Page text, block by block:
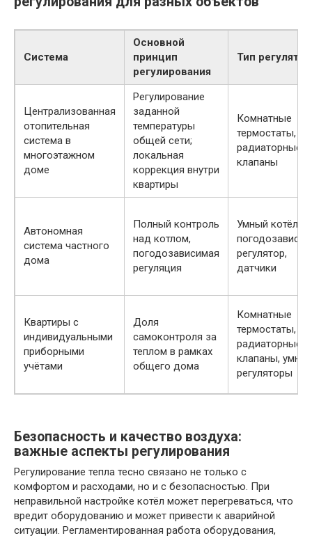
Система
Основной
принцип
регулирования
Тип
Централизованная
отопительная
система в
многоэтажном
доме
Регулирование
заданной
температуры
общей сети;
локальная
коррекция внутри
квартиры
Комнатные
термостаты,
радиаторные
клапаны
Автономная
система частного
дома
Полный контроль
над котлом,
погодозависимая
регуляция
Умный котёл,
регулятор,
датчики
Квартиры с
индивидуальными
приборными
учётами
Доля
самоконтроля за
теплом в рамках
общего дома
Комнатные
термостаты,
радиаторные
клапаны,
регуляторы
Безопасность и качество воздуха:
важные аспекты регулирования
Регулирование тепла тесно связано не только с
комфортом и расходами, но и с безопасностью. При
неправильной настройке котёл может перегреваться, что
вредит оборудованию и может привести к аварийной
ситуации. Регламентированная работа оборудования,